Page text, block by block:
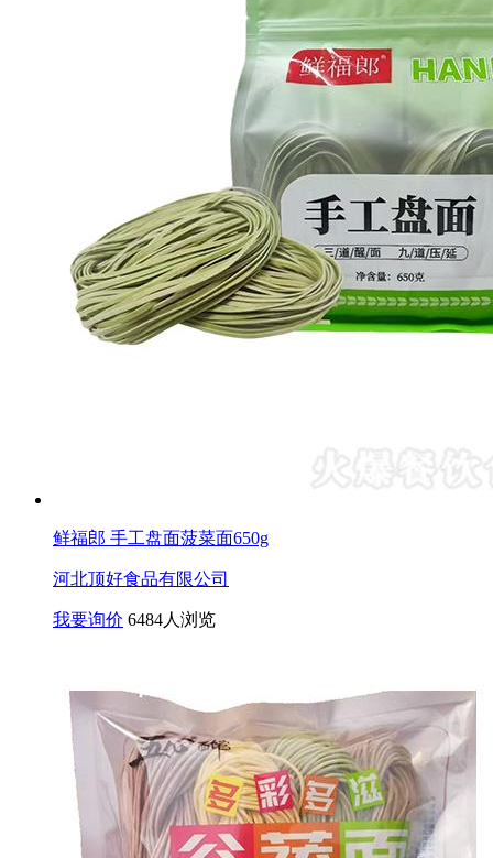
鲜福郎 手工盘面菠菜面650g
河北顶好食品有限公司
我要询价 6484人浏览